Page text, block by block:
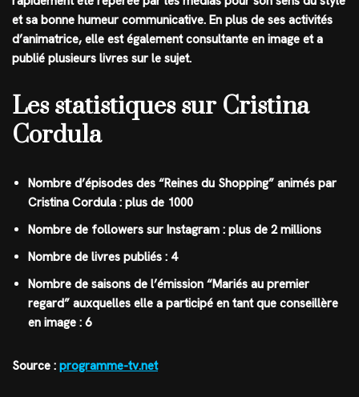
et sa bonne humeur communicative. En plus de ses activités
d’animatrice, elle est également consultante en image et a
publié plusieurs livres sur le sujet.
Les statistiques sur Cristina
Cordula
Nombre d’épisodes des “Reines du Shopping” animés par
Cristina Cordula : plus de 1000
Nombre de followers sur Instagram : plus de 2 millions
Nombre de livres publiés : 4
Nombre de saisons de l’émission “Mariés au premier
regard” auxquelles elle a participé en tant que conseillère
en image : 6
Source : programme-tv.net